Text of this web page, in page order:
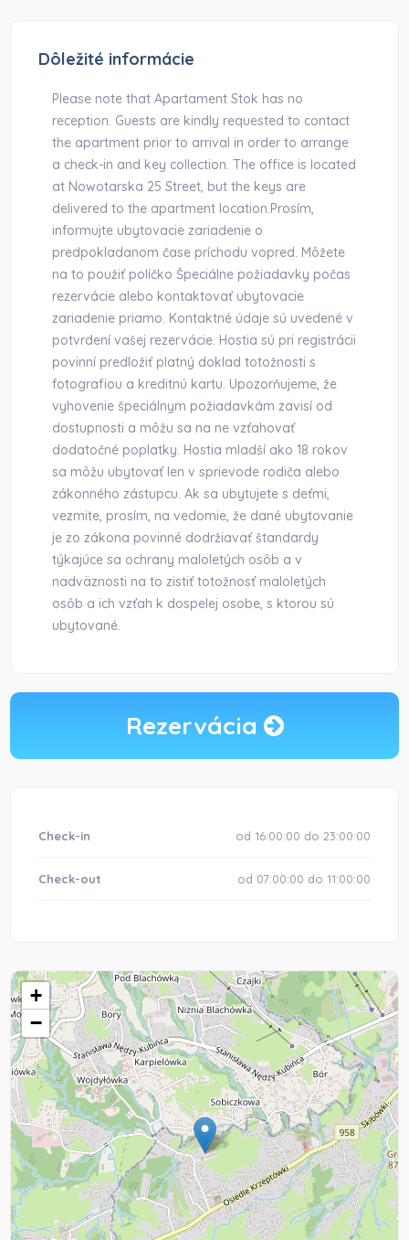
Dôležité informácie
Please note that Apartament Stok has no
reception. Guests are kindly requested to contact
the apartment prior to arrival in order to arrange
a check-in and key collection. The office is located
at Nowotarska 25 Street, but the keys are
delivered to the apartment location.Prosím,
informujte ubytovacie zariadenie o
predpokladanom čase príchodu vopred. Môžete
na to použiť políčko Špeciálne požiadavky počas
rezervácie alebo kontaktovať ubytovacie
zariadenie priamo. Kontaktné údaje sú uvedené v
potvrdení vašej rezervácie. Hostia sú pri registrácii
povinní predložiť platný doklad totožnosti s
fotografiou a kreditnú kartu. Upozorňujeme, že
vyhovenie špeciálnym požiadavkám zavisí od
dostupnosti a môžu sa na ne vzťahovať
dodatočné poplatky. Hostia mladší ako 18 rokov
sa môžu ubytovať len v sprievode rodiča alebo
zákonného zástupcu. Ak sa ubytujete s deťmi,
vezmite, prosím, na vedomie, že dané ubytovanie
je zo zákona povinné dodržiavať štandardy
týkajúce sa ochrany maloletých osôb a v
nadväznosti na to zistiť totožnosť maloletých
osôb a ich vzťah k dospelej osobe, s ktorou sú
ubytované.
Rezervácia
Check-in od 16:00:00 do 23:00:00
Check-out od 07:00:00 do 11:00:00
+
−